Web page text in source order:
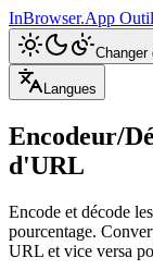
InBrowser.App
Changer
Langues
Encodeur/
d'URL
Encode et décode
pourcentage.
URL et vice versa